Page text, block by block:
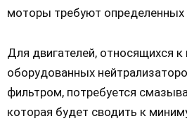
моторы требуют определенных
Для двигателей, относящихся к
оборудованных
фильтром, потребуется
которая будет сводить к